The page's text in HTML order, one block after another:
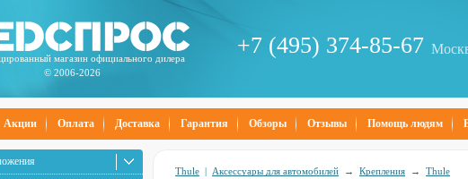
магазин официального дилера
© 2006-2026
+7 (495) 374-85-67
Акции Оплата Доставка Гарантия Обзоры Отзывы Помощь людям
Thule | Аксессуары для автомобилей → Крепления → Thule